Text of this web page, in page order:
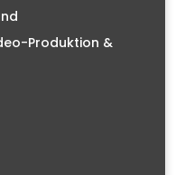
Produktion &